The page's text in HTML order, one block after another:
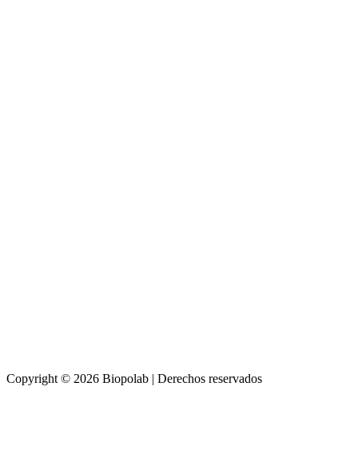
Copyright © 2026 Biopolab | Derechos reservados